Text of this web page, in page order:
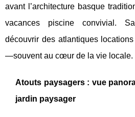
avant l’architecture basque
vacances piscine convivial.
découvrir des atlantiques
—souvent au cœur de la vie locale.
Atouts paysagers : vue
jardin paysager